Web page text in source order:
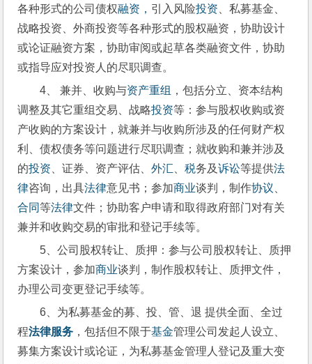
各种形式的公司债权融资， 引入风险投资 、私募基金、
战略投资、外商投资等各种形式的股权融资，协助设计
或论证融资方案，协助审阅或起草各类融资文件，协助
或指导应对投资人的尽职调查。
4、 兼并、收购与资产重组 ，包括分立、资本结构
调整及其它重组交易、战略投资等：参与股权收购或资
产收购的方案设计，就兼并与收购所涉及的任何财产权
利、债权债务等问题进行尽职调查；就收购和兼并涉及
的投资 、证券、资产评估、外汇 、税务及诉讼等提供法
律咨询，出具法律意见书；参加商业谈判，制作协议
合同等法律文件；协助客户申请和取得政府部门对有关
兼并和收购交易的审批和登记手续等。
5、公司股权转让、质押：参与公司股权转让、质押
方案设计，参加商业谈判，制作股权转让、质押文件，
办理公司变更登记手续等。
6、为私募基金的募、投、管、退 提供全面、全过
程法律服务 ，包括但不限于基金管理公司发起人设立、
募集方案设计或论证，为私募基金管理人登记及重大变